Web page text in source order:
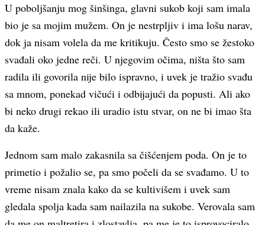
U poboljšanju mog šinšinga, glavni sukob koji sam imala
bio je sa mojim mužem. On je nestrpljiv i ima lošu narav,
dok ja nisam volela da me kritikuju. Često smo se žestoko
svađali oko jedne reči. U njegovim očima, ništa što sam
radila ili govorila nije bilo ispravno, i uvek je tražio svađu
sa mnom, ponekad vičući i odbijajući da popusti. Ali ako
bi neko drugi rekao ili uradio istu stvar, on ne bi imao šta
da kaže.
Jednom sam malo zakasnila sa čišćenjem poda. On je to
primetio i požalio se, pa smo počeli da se svađamo. U to
vreme nisam znala kako da se kultivišem i uvek sam
gledala spolja kada sam nailazila na sukobe. Verovala sam